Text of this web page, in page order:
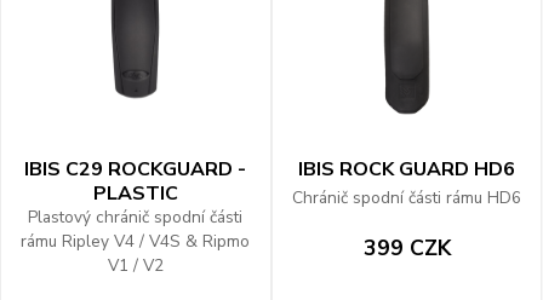
IBIS C29 ROCKGUARD -
PLASTIC
Plastový chránič spodní části
rámu Ripley V4 / V4S & Ripmo
V1 / V2
IBIS ROCK GUARD HD6
Chránič spodní části rámu HD6
399 CZK